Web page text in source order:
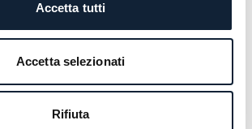
Accetta tutti
Accetta selezionati
Rifiuta
figure illustri dai monarchi alle icone
i grandi nomi che hanno definito il
cogliete l’opportunità di aggiungere il